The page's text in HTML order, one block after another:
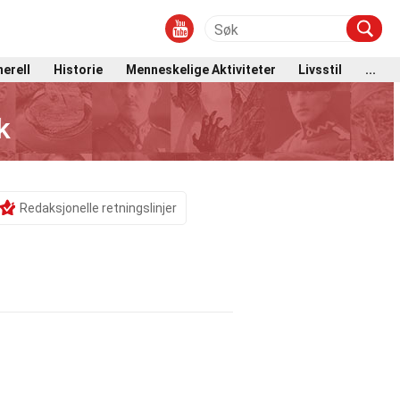
Historie Menneskelige Aktiviteter Livsstil ...
Redaksjonelle retningslinjer